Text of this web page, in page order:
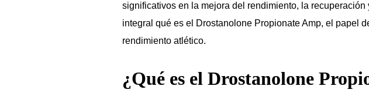
significativos en la mejora del rendimiento, la
integral qué es el Drostanolone Propionate Amp, el papel
rendimiento atlético.
¿Qué es el Drostanolone